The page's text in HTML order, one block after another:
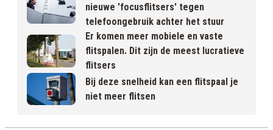
nieuwe 'focusflitsers' tegen
telefoongebruik achter het stuur
Er komen meer mobiele en vaste
flitspalen. Dit zijn de meest lucratieve
flitsers
Bij deze snelheid kan een flitspaal je
niet meer flitsen